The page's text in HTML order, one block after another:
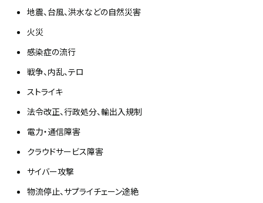
地震、台風、洪水などの自然災害
火災
感染症の流行
戦争、内乱、テロ
ストライキ
法令改正、行政処分、輸出入規制
電力・通信障害
クラウドサービス障害
サイバー攻撃
物流停止、サプライチェーン途絶